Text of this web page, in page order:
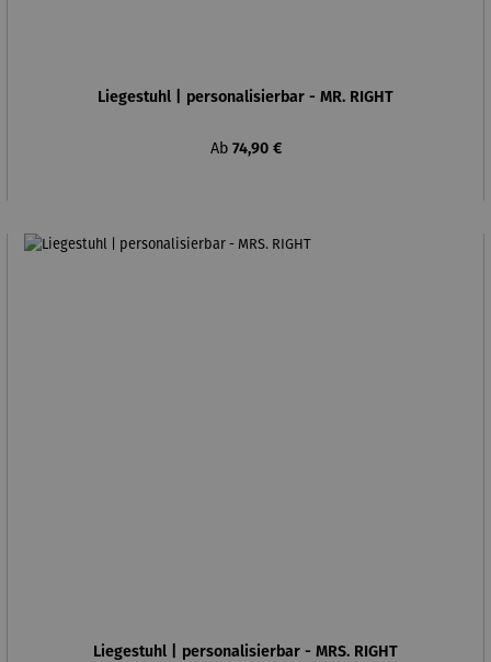
Liegestuhl | personalisierbar - MR. RIGHT
Regulärer Preis:
Ab 74,90 €
Liegestuhl | personalisierbar - MRS. RIGHT